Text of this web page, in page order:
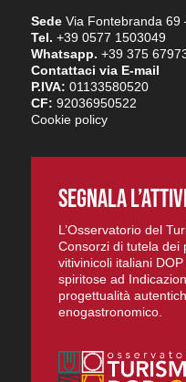
SedeVia Fontebranda 69
Tel. +39 0577 1503049
Whatsapp. +39 375
Contattaci via E-mail
P.IVA: 01133580520
CF: 92036950522
Cookie policy
SEGNALA
L’Osservatorio del
Consorzi di tutela dei
vitivinicoli italiani
spiritose ad
progettualità
enogastronomico.